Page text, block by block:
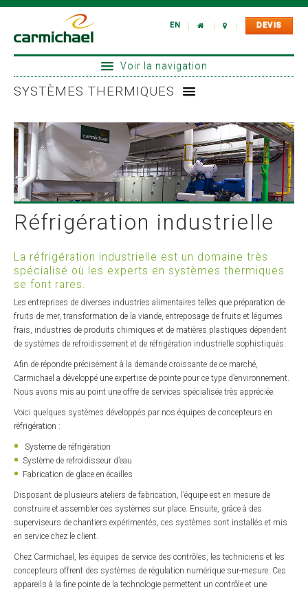
EN DEVIS
Voir la navigation
NOTRE ENGAGEMENT
SERVICES
SYSTÈMES THERMIQUES
SÉCURITÉ AU TRAVAIL
CARRIÈRES
SYSTÈMES THERMIQUES
Climatisation industrielle
Climatisation commerciale
Réfrigération industrielle
Refroidisseurs modulaires
Chaudière et combustion
Équipement de laboratoire et d'essais
Climatisation de salle informatique
Climatisation de
salle blanche
Réfrigération industrielle
La réfrigération industrielle est un domaine très
spécialisé où les experts en systèmes thermiques
se font rares.
Les entreprises de diverses industries alimentaires telles que préparation de
fruits de mer, transformation de la viande, entreposage de fruits et légumes
frais, industries de produits chimiques et de matières plastiques dépendent
de systèmes de refroidissement et de réfrigération industrielle sophistiqués.
Afin de répondre précisément à la demande croissante de ce marché,
Carmichael a développé une expertise de pointe pour ce type d’environnement.
Nous avons mis au point une offre de services spécialisée très appréciée.
Voici quelques systèmes développés par nos équipes de concepteurs en
réfrigération :
Système de réfrigération
Système de refroidisseur d’eau
Fabrication de glace en écailles
Disposant de plusieurs ateliers de fabrication, l’équipe est en mesure de
construire et assembler ces systèmes sur place. Ensuite, grâce à des
superviseurs de chantiers expérimentés, ces systèmes sont installés et mis
en service chez le client.
Chez Carmichael, les équipes de service des contrôles, les techniciens et les
concepteurs offrent des systèmes de régulation numérique sur-mesure. Ces
appareils à la fine pointe de la technologie permettent un contrôle et une